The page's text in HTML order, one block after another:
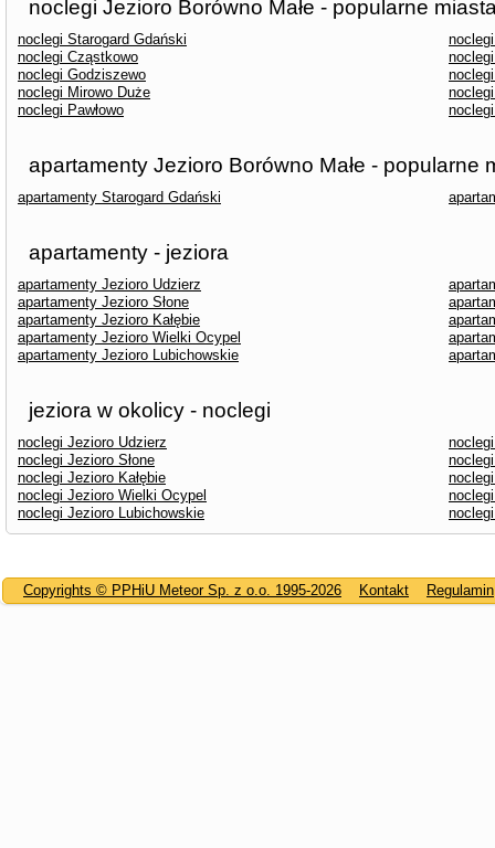
noclegi Jezioro Borówno Małe - popularne
noclegi Starogard Gdański
noclegi Cząstkowo
noclegi Godziszewo
noclegi Mirowo Duże
noclegi Pawłowo
apartamenty Jezioro Borówno Małe - popularne
apartamenty Starogard Gdański
apartamenty - jeziora
apartamenty Jezioro Udzierz
apartamenty Jezioro Słone
apartamenty Jezioro Kałębie
apartamenty Jezioro Wielki Ocypel
apartamenty Jezioro Lubichowskie
jeziora w okolicy - noclegi
noclegi Jezioro Udzierz
noclegi Jezioro Słone
noclegi Jezioro Kałębie
noclegi Jezioro Wielki Ocypel
noclegi Jezioro Lubichowskie
Copyrights © PPHiU Meteor Sp. z o.o. 1995-2026 Kontakt Regulamin